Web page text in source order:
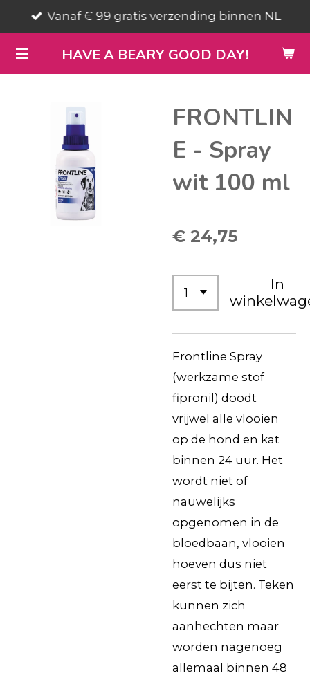
direct
naar
de
HAVE A BEARY GOOD DAY!
Vanaf € 99 gratis verzending binnen NL
FRONTLIN
E - Spray
wit 100 ml
€ 24,75
In
Frontline Spray
(werkzame stof
fipronil) doodt
vrijwel alle vlooien
op de hond en kat
binnen 24 uur. Het
wordt niet of
nauwelijks
opgenomen in de
bloedbaan, vlooien
hoeven dus niet
eerst te bijten. Teken
kunnen zich
aanhechten maar
worden nagenoeg
allemaal binnen 48